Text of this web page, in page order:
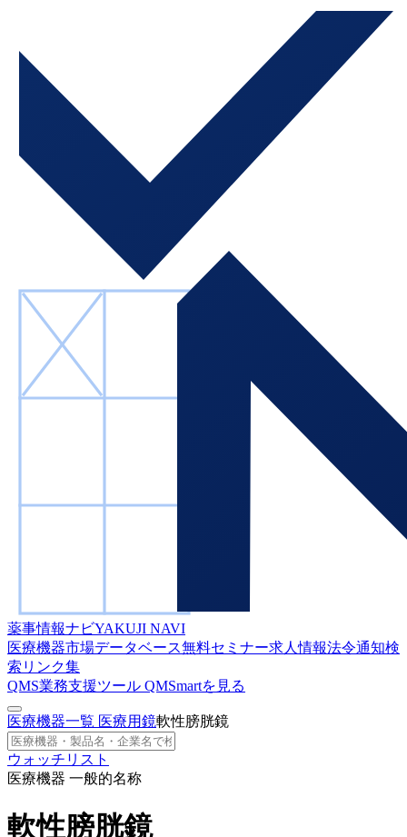
薬事情報ナビYAKUJI NAVI
医療機器市場データベース無料セミナー求人情報法令通知検
索 リンク集
QMS業務支援ツール QMSmartを見る
医療機器一覧 医療用鏡軟性膀胱鏡
ウォッチリスト
医療機器 一般的名称
軟性膀胱鏡